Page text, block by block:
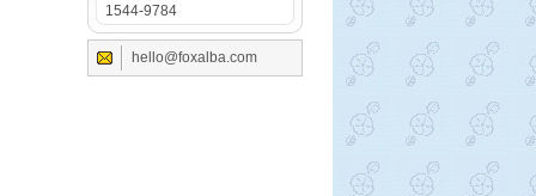
1544-9784
hello@foxalba.com